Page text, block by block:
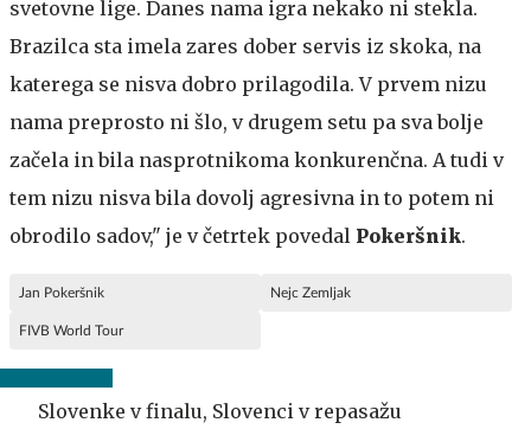
svetovne lige. Danes nama igra nekako ni stekla.
Brazilca sta imela zares dober servis iz skoka, na
katerega se nisva dobro prilagodila. V prvem nizu
nama preprosto ni šlo, v drugem setu pa sva bolje
začela in bila nasprotnikoma konkurenčna. A tudi v
tem nizu nisva bila dovolj agresivna in to potem ni
obrodilo sadov," je v četrtek povedal Pokeršnik.
Jan Pokeršnik Nejc Zemljak
FIVB World Tour
Slovenke v finalu, Slovenci v repasažu